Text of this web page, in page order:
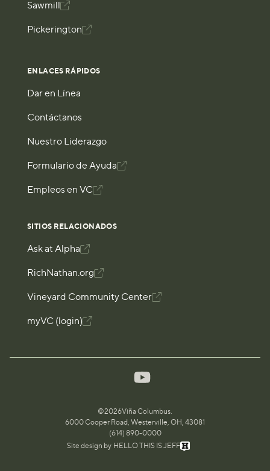
Sawmill
Pickerington
ENLACES RÁPIDOS
Dar en Línea
Contáctanos
Nuestro Liderazgo
Formulario de Ayuda
Empleos en VC
SITIOS RELACIONADOS
Ask at Alpha
RichNathan.org
Vineyard Community Center
myVC (login)
©2026Viña Columbus.
6000 Cooper Road, Westerville, OH, 43081
(614) 890-0000
Site design by HELLO THIS IS JEFF